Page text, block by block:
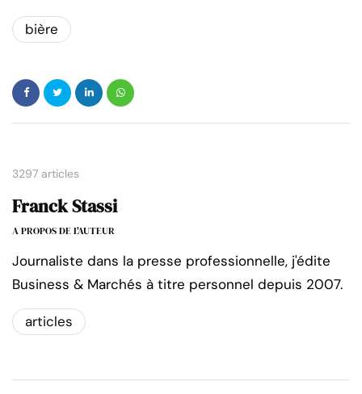
bière
3297 articles
Franck Stassi
A PROPOS DE L'AUTEUR
Journaliste dans la presse professionnelle, j'édite
Business & Marchés à titre personnel depuis 2007.
articles